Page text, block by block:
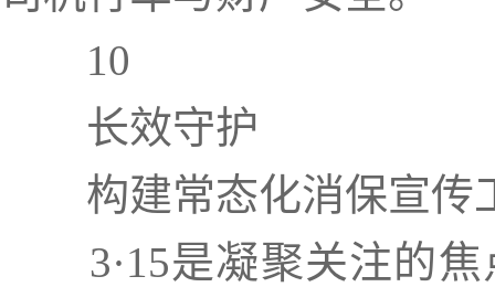
10
长效守护
构建常态化消保宣传
3·15是凝聚关注的